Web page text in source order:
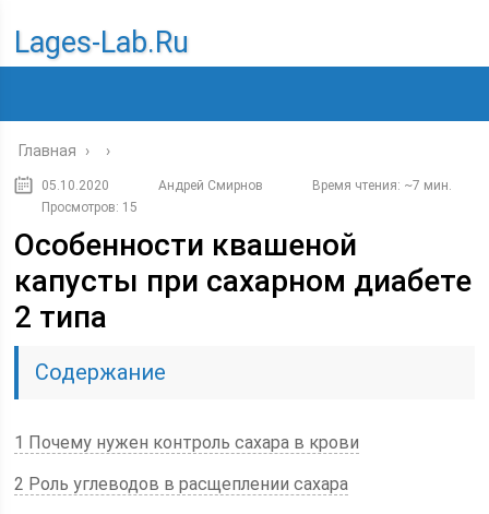
Lages-Lab.ru
Главная › ›
05.10.2020 Андрей Смирнов
Время чтения: ~7 мин.
Просмотров: 15
Особенности квашеной
капусты при сахарном диабете
2 типа
Содержание
1 Почему нужен контроль сахара в крови
2 Роль углеводов в расщеплении сахара